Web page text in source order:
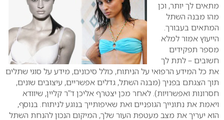
מתאים לך יותר, וכן
מהו מבנה השתל
המתאים בעבורך.
הייעוץ אמור למלא
מספר תפקידים
חשובים – לתת לך
את כל המידע הרפואי על הניתוח, כולל סיכונים, מידע על סוגי שתלים
תוך הצגתם בפניך (מבנה השתל, גדלים אפשריים, עיצובים שונים,
חסרונות ואפשרויות). לאחר מכן יצטרף אליכן ד”ר קליין, שיוודא
ויאמת את נתונייך הגופניים ואת שאיפותייך בנוגע לניתוח. בנוסף,
הוא יעריך את מצב מעטפת העור שלך, המיקום הנכון להנחת השתל